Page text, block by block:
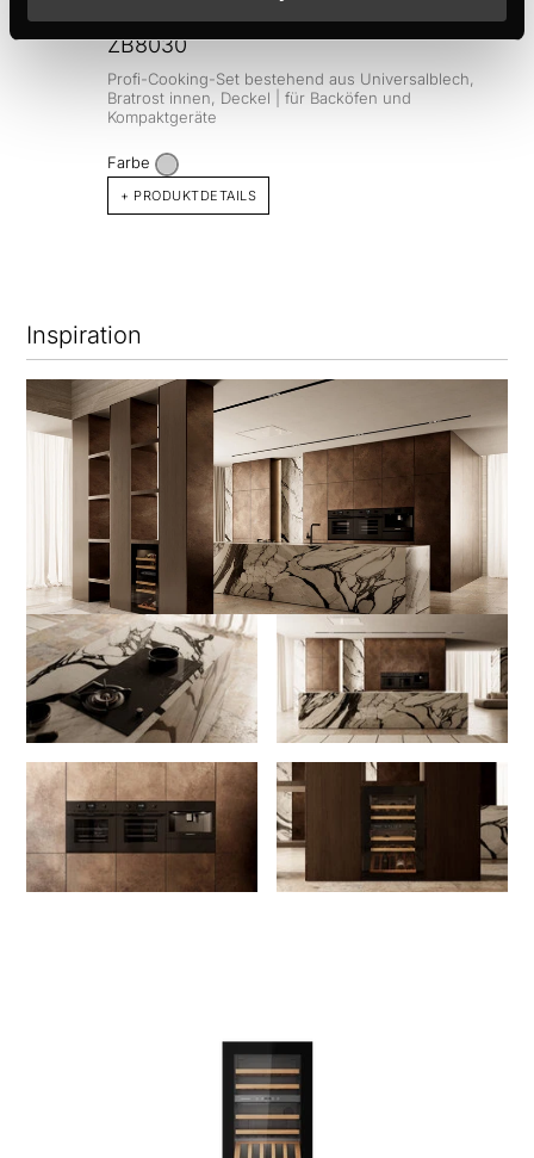
ZB8030
Profi-Cooking-Set bestehend aus Universalblech,
Bratrost innen, Deckel | für Backöfen und
Kompaktgeräte
Farbe
+ PRODUKTDETAILS
Inspiration